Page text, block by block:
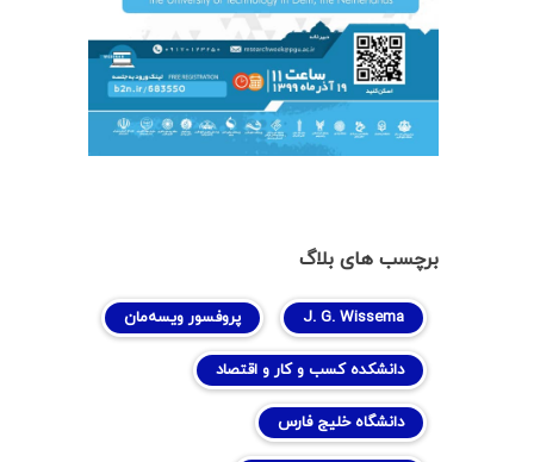
برچسب های بلاگ
J. G. Wissema پروفسور ویسه‌مان
دانشکده کسب و کار و اقتصاد
دانشگاه خلیج فارس